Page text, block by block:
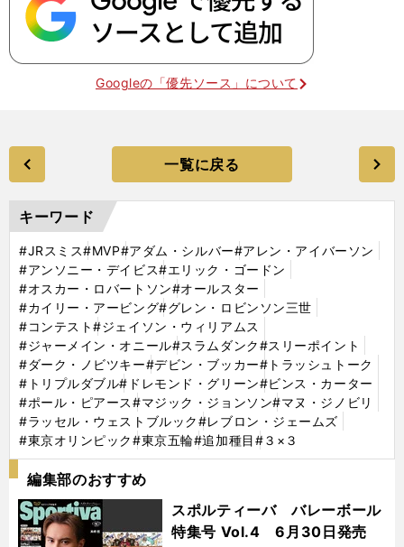
Googleの「優先ソース」について
一覧に戻る
キーワード
#JRスミス#MVP#アダム・シルバー#アレン・アイバーソン
#アンソニー・デイビス#エリック・ゴードン
#オスカー・ロバートソン#オールスター
#カイリー・アービング#グレン・ロビンソン三世
#コンテスト#ジェイソン・ウィリアムス
#ジャーメイン・オニール#スラムダンク#スリーポイント
#ダーク・ノビツキー#デビン・ブッカー#トラッシュトーク
#トリプルダブル#ドレモンド・グリーン#ビンス・カーター
#ポール・ピアース#マジック・ジョンソン#マヌ・ジノビリ
#ラッセル・ウェストブルック#レブロン・ジェームズ
#東京オリンピック#東京五輪#追加種目#３×３
編集部のおすすめ
スポルティーバ バレーボール
特集号 Vol.4 6月30日発売